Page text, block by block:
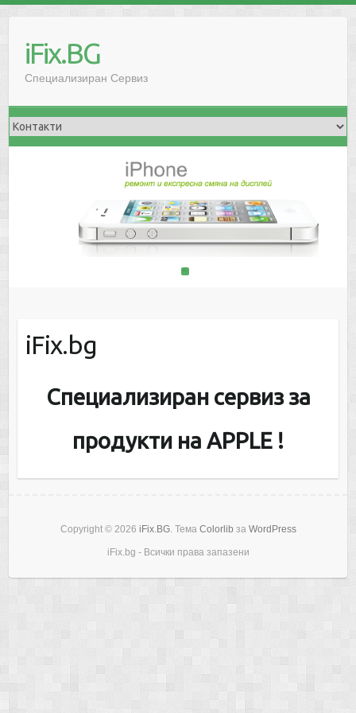
iFix.BG
Специализиран Сервиз
2
iFix.bg
Специализиран сервиз за
продукти на APPLE !
Copyright © 2026 iFix.BG. Тема Colorlib за WordPress
iFix.bg - Всички права запазени